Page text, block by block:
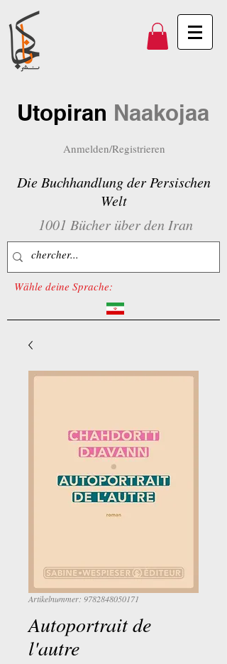
Utopiran Naakojaa
Anmelden/Registrieren
Die Buchhandlung der Persischen
Welt
1001 Bücher über den Iran
Wähle deine Sprache:
Artikelnummer: 9782848050171
Autoportrait de
l'autre